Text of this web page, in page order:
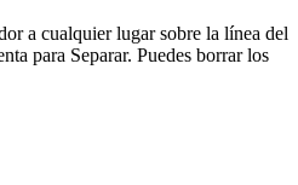
a cualquier lugar sobre la línea del
para Separar. Puedes borrar los